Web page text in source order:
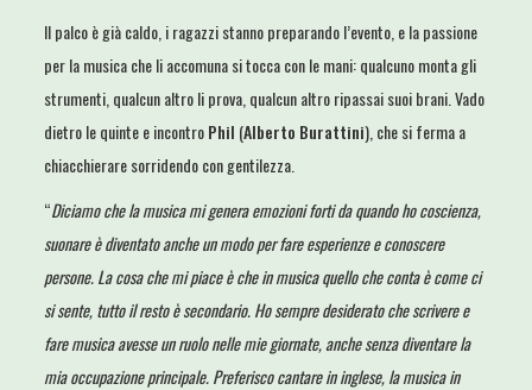
Il palco è già caldo, i ragazzi stanno preparando l’evento, e la passione
per la musica che li accomuna si tocca con le mani: qualcuno monta gli
strumenti, qualcun altro li prova, qualcun altro ripassai suoi brani. Vado
dietro le quinte e incontroPhil (Alberto Burattini), che si ferma a
chiacchierare sorridendo con gentilezza.
“Diciamo che la musica mi genera emozioni forti da quando ho coscienza,
suonare è diventato anche un modo per fare esperienze e conoscere
persone. La cosa che mi piace è che in musica quello che conta è come ci
si sente, tutto il resto è secondario. Ho sempre desiderato che scrivere e
fare musica avesse un ruolo nelle mie giornate, anche senza diventare la
mia occupazione principale. Preferisco cantare in inglese, la musica in